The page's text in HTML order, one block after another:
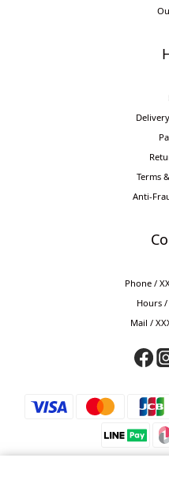
Terms
Anti-
Phone /
Hours /
Mail /